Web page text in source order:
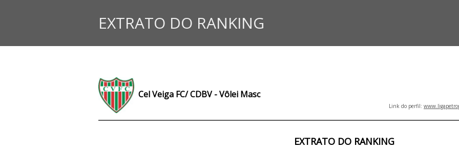
EXTRATO DO RANKING
Cel Veiga FC/ CDBV - Vôlei Masc
Link do perfil:
EXTRATO DO RANKING